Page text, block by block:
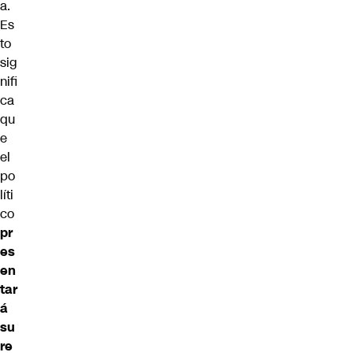
a.
Es
to
sig
nifi
ca
qu
e
el
po
líti
co
pr
es
en
tar
á
su
re